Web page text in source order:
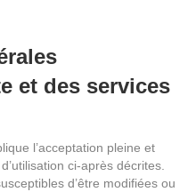
et des services
l’acceptation pleine et
ci-après décrites.
d’être modifiées ou